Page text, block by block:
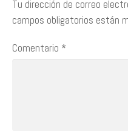
Tu dirección de correo
campos obligatorios están
Comentario *